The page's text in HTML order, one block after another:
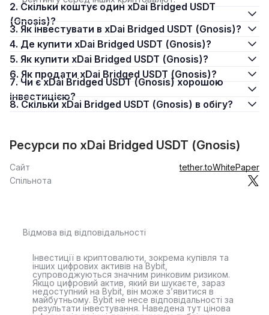
2. Скільки коштує один xDai Bridged USDT
(Gnosis)?
3. Як інвестувати в xDai Bridged USDT (Gnosis)?
4. Де купити xDai Bridged USDT (Gnosis)?
5. Як купити xDai Bridged USDT (Gnosis)?
6. Як продати xDai Bridged USDT (Gnosis)?
7. Чи є xDai Bridged USDT (Gnosis) хорошою
інвестицією?
8. Скільки xDai Bridged USDT (Gnosis) в обігу?
Ресурси по xDai Bridged USDT (Gnosis)
Сайт tether.toWhitePaper
Спільнота
Відмова від відповідальності
Інвестиції в криптовалюти, зокрема купівля та
інших цифрових активів на Bybit,
супроводжуються значним ринковим ризиком.
Якщо цифровий актив, який ви шукаєте, зараз
недоступний на Bybit, він може з’явитися в
майбутньому. Bybit не несе відповідальності за
результати інвестування. Наведена тут цінова